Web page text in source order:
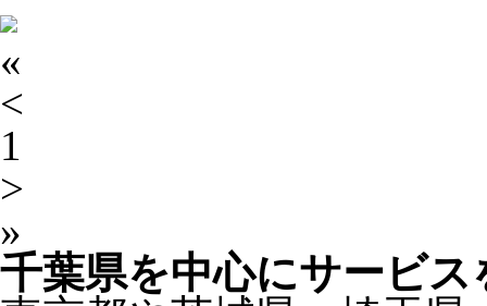
«
<
1
>
»
千葉県を中心にサービ